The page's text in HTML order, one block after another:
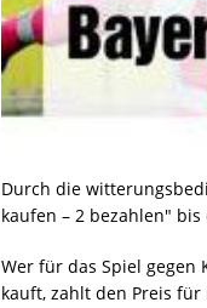
Durch die
kaufen – 2 bezahlen"
Wer für das Spiel gegen
kauft, zahlt den Preis